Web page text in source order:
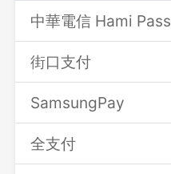
中華電信 Hami Pass
街口支付
SamsungPay
全支付